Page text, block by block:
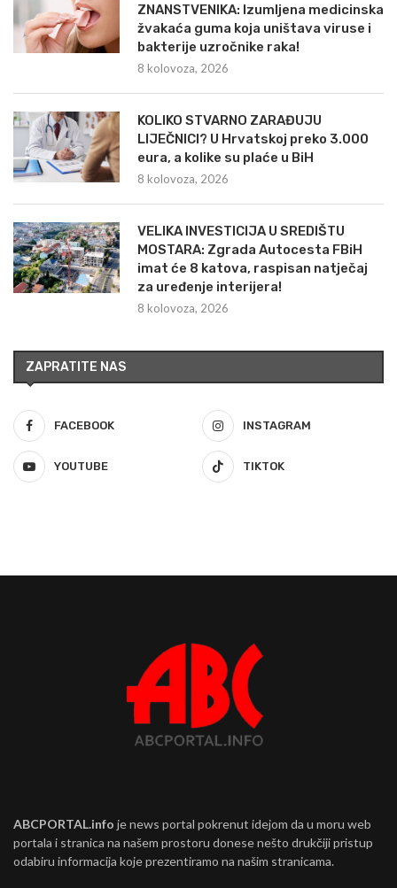
ZNANSTVENIKA: Izumljena medicinska
žvakaća guma koja uništava viruse i
bakterije uzročnike raka!
8 kolovoza, 2026
KOLIKO STVARNO ZARAĐUJU
LIJEČNICI? U Hrvatskoj preko 3.000
eura, a kolike su plaće u BiH
8 kolovoza, 2026
VELIKA INVESTICIJA U SREDIŠTU
MOSTARA: Zgrada Autocesta FBiH
imat će 8 katova, raspisan natječaj
za uređenje interijera!
8 kolovoza, 2026
ZAPRATITE NAS
FACEBOOK INSTAGRAM
YOUTUBE TIKTOK
ABCPORTAL.info je news portal pokrenut idejom da u moru web
portala i stranica na našem prostoru donese nešto drukčiji pristup
odabiru informacija koje prezentiramo na našim stranicama.